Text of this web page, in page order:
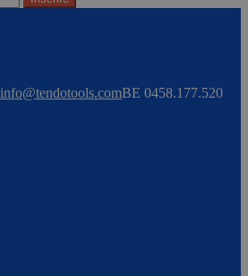
info@tendotools.comBE 0458.177.520